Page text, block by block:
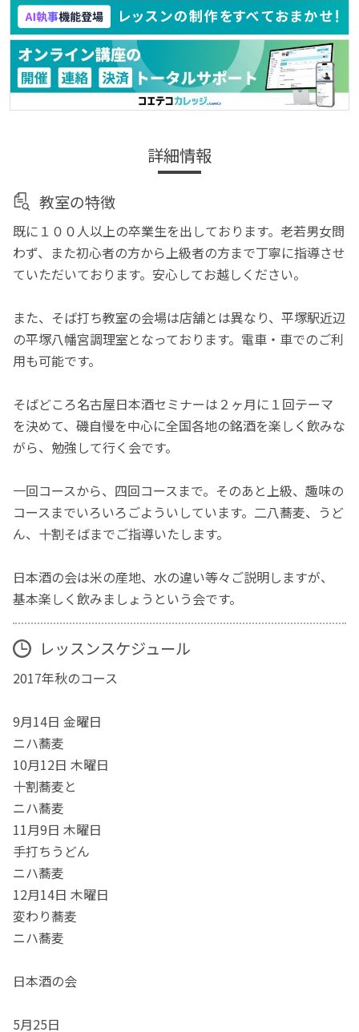
詳細情報
教室の特徴
既に１００人以上の卒業生を出しております。老若男女問
わず、また初心者の方から上級者の方まで丁寧に指導させ
ていただいております。安心してお越しください。
また、そば打ち教室の会場は店舗とは異なり、平塚駅近辺
の平塚八幡宮調理室となっております。電車・車でのご利
用も可能です。
そばどころ名古屋日本酒セミナーは２ヶ月に１回テーマ
を決めて、磯自慢を中心に全国各地の銘酒を楽しく飲みな
がら、勉強して行く会です。
一回コースから、四回コースまで。そのあと上級、趣味の
コースまでいろいろごよういしています。二八蕎麦、うど
ん、十割そばまでご指導いたします。
日本酒の会は米の産地、水の違い等々ご説明しますが、
基本楽しく飲みましょうという会です。
レッスンスケジュール
2017年秋のコース
9月14日 金曜日
ニハ蕎麦
10月12日 木曜日
十割蕎麦と
ニハ蕎麦
11月9日 木曜日
手打ちうどん
ニハ蕎麦
12月14日 木曜日
変わり蕎麦
ニハ蕎麦
日本酒の会
5月25日